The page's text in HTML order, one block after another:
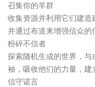
召集你的羊群
收集资源并利用它们建造
并通过布道来增强信众的
粉碎不信者
探索随机生成的世界，
袖，吸收他们的力量，建
信守诺言